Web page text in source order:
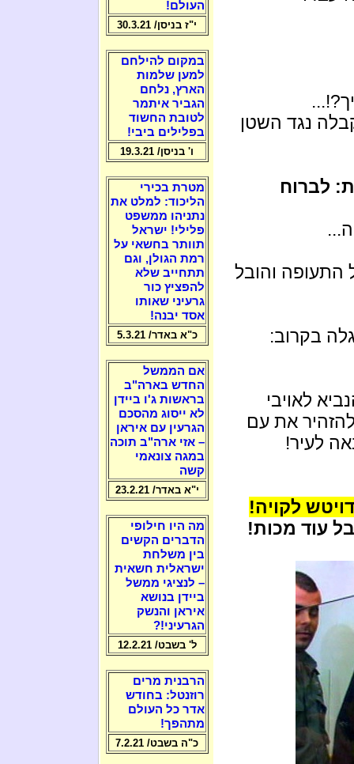
נגד השטן
לברוח
והובל
בקרוב:
לאויבי
את עם
לעיר!
לקויה!
עוד מכות!
העולם!
י"ז בניסן/ 30.3.21
במקום להילחם
למען שלמות
הארץ, נלחם
הגביר איתמר
לטובת החשוד
בפלילים ביבי!
ו' בניסן/ 19.3.21
מטרת בכירי
הליכוד: למלט את
נתניהו ממשפט
פלילי! ישראל
תוותר בחשאי על
רמת הגולן, וגם
תתחייב שלא
להפציץ כור
גרעיני שאותו
אסד יבנה!
כ"א באדר/ 5.3.21
אם הממשל
החדש בארה"ב
בראשות ג'ו ביידן
לא ייסוג מהסכם
הגרעין עם איראן
– אזי ארה"ב תוכה
במגה צונאמי
קשה
י"א באדר/ 23.2.21
מה היו חילופי
הדברים הקשים
בין משלחת
ישראלית חשאית
– לנציגי ממשל
ביידן בנושא
איראן והנשק
הגרעיני!?
ל' בשבט/ 12.2.21
הרבנית מרים
רוזנטל: בחודש
אדר כל העולם
מתהפך!
כ"ה בשבט/ 7.2.21